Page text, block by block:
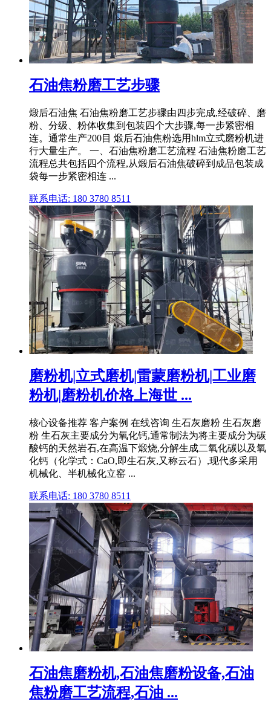
石油焦粉磨工艺步骤
煅后石油焦 石油焦粉磨工艺步骤由四步完成,经破碎、磨
粉、分级、粉体收集到包装四个大步骤,每一步紧密相
连。通常生产200目 煅后石油焦粉选用hlm立式磨粉机进
行大量生产。 一、石油焦粉磨工艺流程 石油焦粉磨工艺
流程总共包括四个流程,从煅后石油焦破碎到成品包装成
袋每一步紧密相连 ...
联系电话: 180 3780 8511
磨粉机|立式磨机|雷蒙磨粉机|工业磨
粉机|磨粉机价格上海世 ...
核心设备推荐 客户案例 在线咨询 生石灰磨粉 生石灰磨
粉 生石灰主要成分为氧化钙,通常制法为将主要成分为碳
酸钙的天然岩石,在高温下煅烧,分解生成二氧化碳以及氧
化钙（化学式：CaO,即生石灰,又称云石）,现代多采用
机械化、半机械化立窑 ...
联系电话: 180 3780 8511
石油焦磨粉机,石油焦磨粉设备,石油
焦粉磨工艺流程,石油 ...